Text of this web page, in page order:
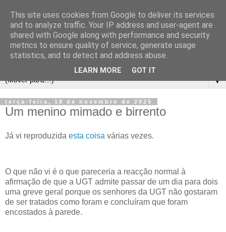
▼
terça-feira, 18 de novembro de 2025
Um menino mimado e birrento
Já vi reproduzida esta coisa várias vezes.
O que não vi é o que pareceria a reacção normal à
afirmação de que a UGT admite passar de um dia para dois
uma greve geral porque os senhores da UGT não gostaram
de ser tratados como foram e concluíram que foram
encostados à parede.
This site uses cookies from Google to deliver its services
and to analyze traffic. Your IP address and user-agent are
shared with Google along with performance and security
metrics to ensure quality of service, generate usage
statistics, and to detect and address abuse.
LEARN MORE GOT IT